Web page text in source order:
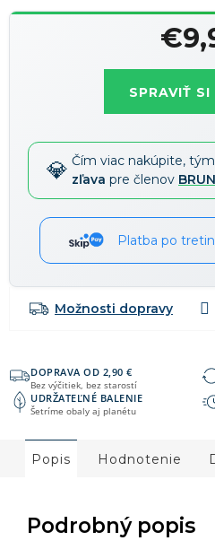
SPRAVIŤ
Čím viac nakúpite,
zľava pre členov
Platba po
Možnosti dopravy
DOPRAVA OD 2,90 €
Bez výčitiek, bez starostí
UDRŽATEĽNÉ BALENIE
Šetríme obaly aj planétu
Popis Hodnotenie
Podrobný popis